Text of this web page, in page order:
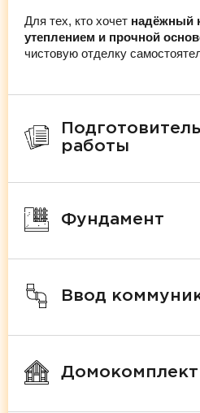
Для тех, кто хочет надёжный
утеплением и прочной
чистовую отделку
работы
Фундамент
Ввод
Домокомплект